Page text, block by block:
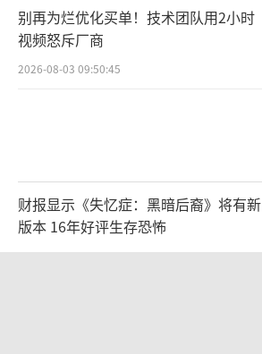
别再为烂优化买单！技术团队用2小时
视频怒斥厂商
2026-08-03 09:50:45
财报显示《失忆症：黑暗后裔》将有新
版本 16年好评生存恐怖
2026-08-03 09:47:33